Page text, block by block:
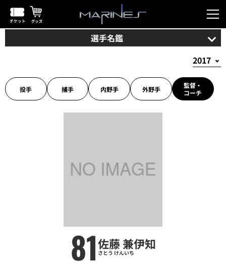
選手名鑑
投手 捕手 内野手 外野手
監督・
コーチ
81佐藤 兼伊知
さとう けんいち